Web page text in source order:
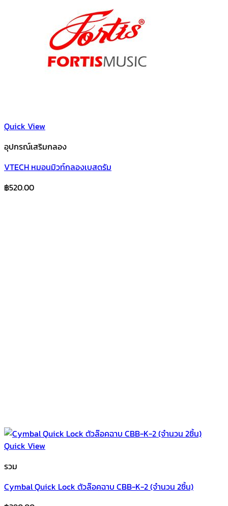
Quick View
อุปกรณ์เสริมกลอง
VTECH หมอนมิวท์กลองเบสดรัม
฿520.00
Quick View
รวม
Cymbal Quick Lock ตัวล๊อคฉาบ CBB-K-2 (จำนวน 2ชิ้น)